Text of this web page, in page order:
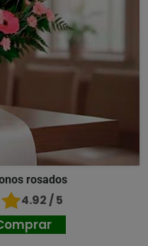
rosados
4.92 / 5